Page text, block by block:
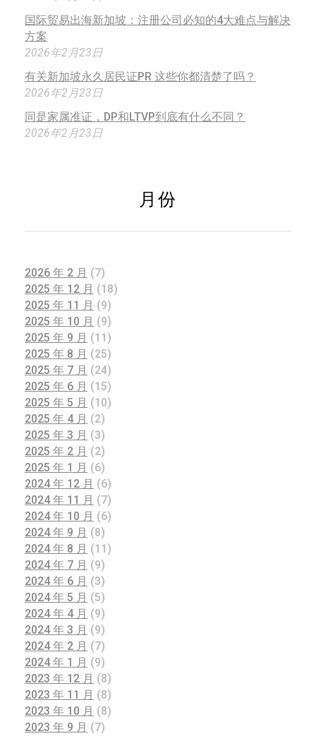
国际贸易出海新加坡：注册公司必知的4大难点与解决
方案
2026年2月23日
有关新加坡永久居民证PR 这些你都清楚了吗？
2026年2月23日
同是家属准证，DP和LTVP到底有什么不同？
2026年2月23日
月份
2026 年 2 月 (7)
2025 年 12 月 (18)
2025 年 11 月 (9)
2025 年 10 月 (9)
2025 年 9 月 (11)
2025 年 8 月 (25)
2025 年 7 月 (24)
2025 年 6 月 (15)
2025 年 5 月 (10)
2025 年 4 月 (2)
2025 年 3 月 (3)
2025 年 2 月 (2)
2025 年 1 月 (6)
2024 年 12 月 (6)
2024 年 11 月 (7)
2024 年 10 月 (6)
2024 年 9 月 (8)
2024 年 8 月 (11)
2024 年 7 月 (9)
2024 年 6 月 (3)
2024 年 5 月 (5)
2024 年 4 月 (9)
2024 年 3 月 (9)
2024 年 2 月 (7)
2024 年 1 月 (9)
2023 年 12 月 (8)
2023 年 11 月 (8)
2023 年 10 月 (8)
2023 年 9 月 (7)